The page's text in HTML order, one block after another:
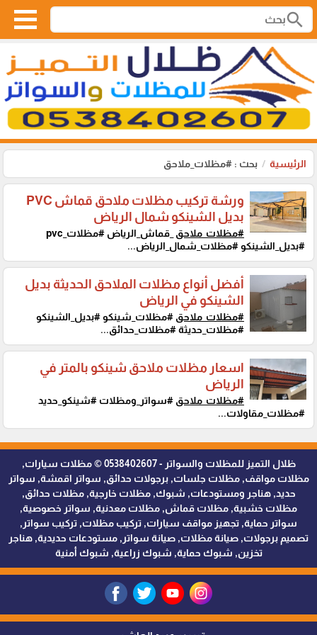
search
الرئيسية بحث : #مظلات_ملاحق
ورشة تركيب مظلات ملاحق قماش PVC
بديل الشينكو شمال الرياض
#مظلات_ملاحق
_قماش_الرياض #مظلات_pvc
#بديل_الشينكو #مظلات_شمال_الرياض...
أفضل أنواع مظلات الملاحق الحديثة بديل
الشينكو في الرياض
#مظلات_ملاحق #مظلات_شينكو #بديل_الشينكو
#مظلات_حديثة #مظلات_حدائق...
اسعار مظلات ملاحق شينكو بالمتر في
الرياض
#مظلات_ملاحق #سواتر_ومظلات #شينكو_حديد
#مظلات_مقاولات...
ظلال التميز للمظلات والسواتر - 0538402607 © مظلات سيارات,
مظلات مواقف, مظلات جلسات, برجولات حدائق, سواتر اقمشة, سواتر
حديد, هناجر ومستودعات, شبوك, مظلات خارجية, مظلات حدائق,
مظلات خشبية, مظلات قماش, مظلات معدنية, سواتر خصوصية,
سواتر حماية, تجهيز مواقف سيارات, تركيب مظلات, تركيب سواتر,
تصميم برجولات, صيانة مظلات, صيانة سواتر, مستودعات حديدية, هناجر
تخزين, شبوك حماية, شبوك زراعية, شبوك أمنية